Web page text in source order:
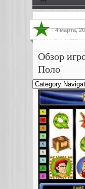
Жизнь звезд
Новости
4 марта,
Обзор
Поло